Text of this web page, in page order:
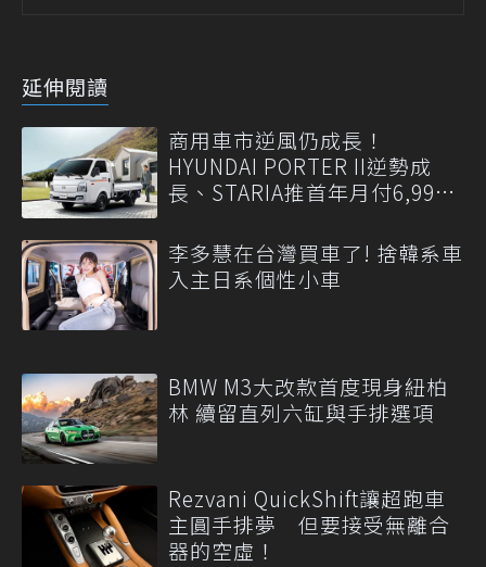
延伸閱讀
商用車市逆風仍成長！
HYUNDAI PORTER II逆勢成
長、STARIA推首年月付6,999
李多慧在台灣買車了! 捨韓系車
入主日系個性小車
BMW M3大改款首度現身紐柏
林 續留直列六缸與手排選項
Rezvani QuickShift讓超跑車
主圓手排夢 但要接受無離合
器的空虛！